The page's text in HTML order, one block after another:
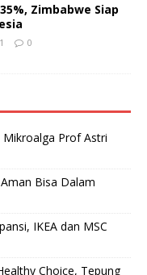
Zimbabwe Siap
0
Prof Astri
Bisa Dalam
IKEA dan MSC
Choice, Tepung